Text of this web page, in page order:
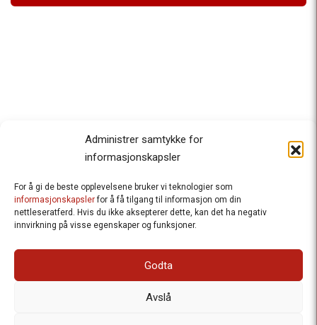
Administrer samtykke for
informasjonskapsler
For å gi de beste opplevelsene bruker vi teknologier som
informasjonskapslerfor å få tilgang til informasjon om din
nettleseratferd. Hvis du ikke aksepterer dette, kan det ha negativ
innvirkning på visse egenskaper og funksjoner.
Godta
Avslå
Besteforeldrenes klimaaksjon
Ansvarlig redaktør
: Halfdan Wiik |
: Postboks 1231 Vika, 0110 Oslo.
Organisasjonsnummer